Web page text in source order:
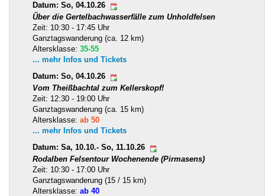
Datum: So, 04.10.26
Über die Gertelbachwasserfälle zum Unholdfelsen
Zeit: 10:30 - 17:45 Uhr
Ganztagswanderung (ca. 12 km)
Altersklasse: 35-55
... mehr Infos und Tickets
Datum: So, 04.10.26
Vom Theißbachtal zum Kellerskopf!
Zeit: 12:30 - 19:00 Uhr
Ganztagswanderung (ca. 15 km)
Altersklasse: ab 50
... mehr Infos und Tickets
Datum: Sa, 10.10.- So, 11.10.26
Rodalben Felsentour Wochenende (Pirmasens)
Zeit: 10:30 - 17:00 Uhr
Ganztagswanderung (15 / 15 km)
Altersklasse: ab 40